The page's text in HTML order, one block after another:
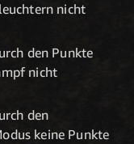
nicht
den Punkte
nicht
den
keine Punkte